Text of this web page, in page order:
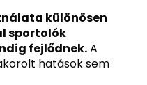
különösen
sportolók
fejlődnek.A
hatások sem